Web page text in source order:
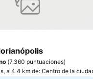
(7.360 puntuaciones)
a 4.4 km de: Centro de la